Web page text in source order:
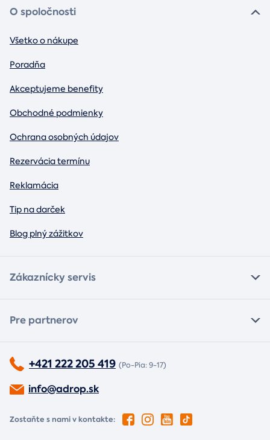
O spoločnosti
Všetko o nákupe
Poradňa
Akceptujeme benefity
Obchodné podmienky
Ochrana osobných údajov
Rezervácia termínu
Reklamácia
Tip na darček
Blog plný zážitkov
Zákaznícky servis
Pre partnerov
+421 222 205 419 (Po-Pia: 9-17)
info@adrop.sk
Zostaňte s nami v kontakte: